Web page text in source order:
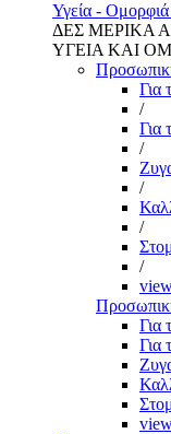
Υγεία - Ομορφιά
ΔΕΣ ΜΕΡΙΚΑ
ΥΓΕΙΑ ΚΑΙ
Για
/
Για
/
/
/
/
Για
Για